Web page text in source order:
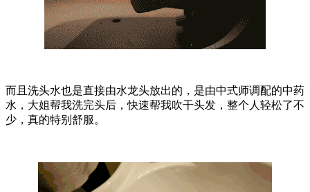
而且洗头水也是直接由水龙头放出的，是由中式师调配的中药
水，大姐帮我洗完头后，快速帮我吹干头发，整个人轻松了不
少，真的特别舒服。